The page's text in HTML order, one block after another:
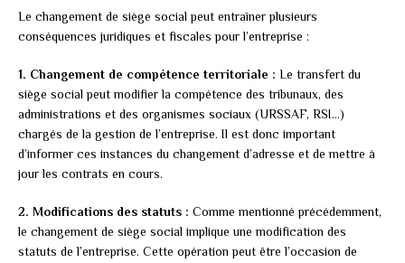
Le changement de siège social peut entraîner plusieurs
conséquences juridiques et fiscales pour l’entreprise :
1. Changement de compétence territoriale : Le transfert du
siège social peut modifier la compétence des tribunaux, des
administrations et des organismes sociaux (URSSAF, RSI…)
chargés de la gestion de l’entreprise. Il est donc important
d’informer ces instances du changement d’adresse et de mettre à
jour les contrats en cours.
2. Modifications des statuts : Comme mentionné précédemment,
le changement de siège social implique une modification des
statuts de l’entreprise. Cette opération peut être l’occasion de